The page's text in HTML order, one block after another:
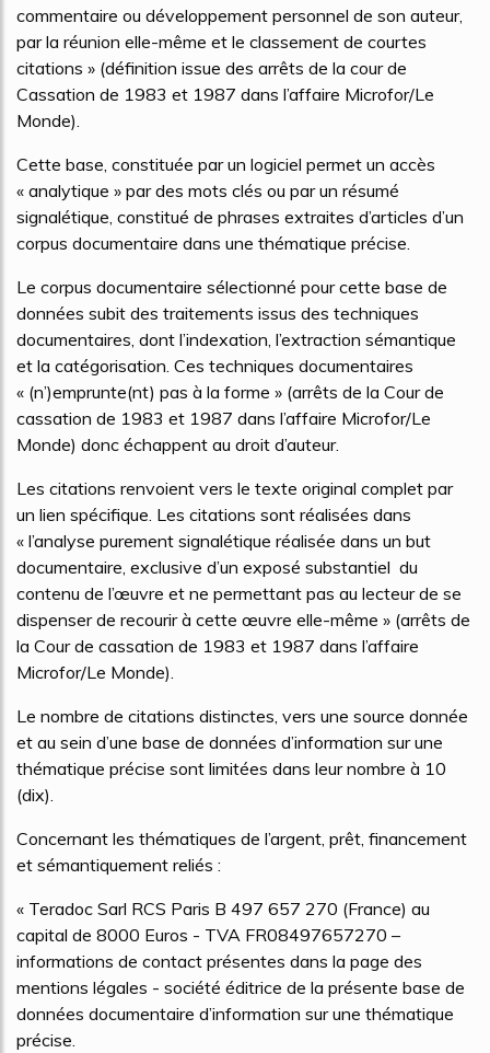
commentaire ou développement personnel de son auteur,
par la réunion elle-même et le classement de courtes
citations » (définition issue des arrêts de la cour de
Cassation de 1983 et 1987 dans l’affaire Microfor/Le
Monde).
Cette base, constituée par un logiciel permet un accès
« analytique » par des mots clés ou par un résumé
signalétique, constitué de phrases extraites d’articles d’un
corpus documentaire dans une thématique précise.
Le corpus documentaire sélectionné pour cette base de
données subit des traitements issus des techniques
documentaires, dont l’indexation, l’extraction sémantique
et la catégorisation. Ces techniques documentaires
« (n’)emprunte(nt) pas à la forme » (arrêts de la Cour de
cassation de 1983 et 1987 dans l’affaire Microfor/Le
Monde) donc échappent au droit d’auteur.
Les citations renvoient vers le texte original complet par
un lien spécifique. Les citations sont réalisées dans
« l’analyse purement signalétique réalisée dans un but
documentaire, exclusive d’un exposé substantiel du
contenu de l’œuvre et ne permettant pas au lecteur de se
dispenser de recourir à cette œuvre elle-même » (arrêts de
la Cour de cassation de 1983 et 1987 dans l’affaire
Microfor/Le Monde).
Le nombre de citations distinctes, vers une source donnée
et au sein d’une base de données d’information sur une
thématique précise sont limitées dans leur nombre à 10
(dix).
Concernant les thématiques de l’argent, prêt, financement
et sémantiquement reliés :
« Teradoc Sarl RCS Paris B 497 657 270 (France) au
capital de 8000 Euros - TVA FR08497657270 –
informations de contact présentes dans la page des
mentions légales - société éditrice de la présente base de
données documentaire d’information sur une thématique
précise.